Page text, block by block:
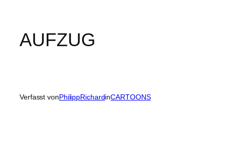
AUFZUG
Verfasst vonPhilippRichardinCARTOONS